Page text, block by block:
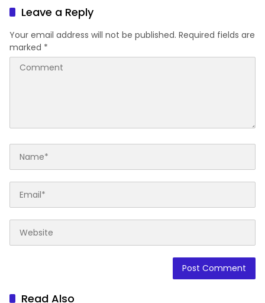
Kebencanaan
Leave a Reply
Your email address will not be published. Required fields are
marked *
Read Also